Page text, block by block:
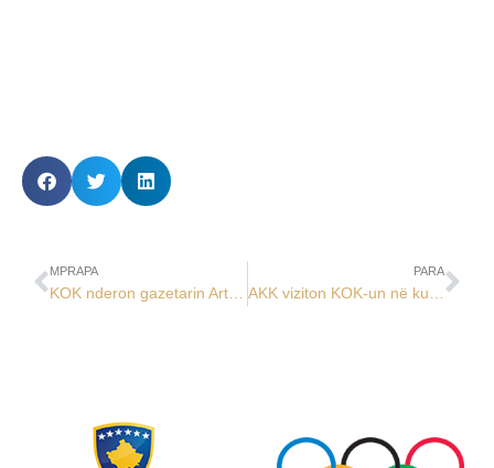
MPRAPA PARA